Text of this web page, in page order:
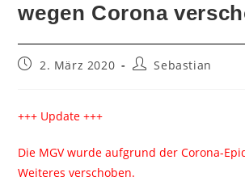
wegen Corona
Beitrag2. März 2020
Beitrags-
Sebastian
+++ Update +++
Die MGV wurde aufgrund der Corona-
Weiteres verschoben.